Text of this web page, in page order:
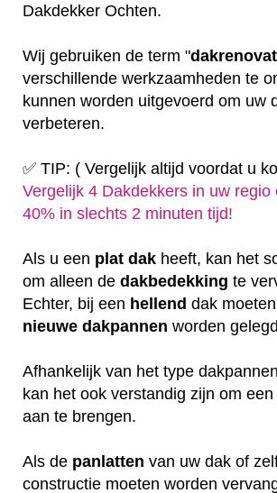
Dakdekker Ochten.
Wij gebruiken de term "
verschillende werkzaamheden te
kunnen worden uitgevoerd om uw
verbeteren.
✅ TIP: ( Vergelijk altijd voordat u
Vergelijk 4 Dakdekkers in uw regio
40% in slechts 2 minuten tijd!
Als u een plat dak heeft, kan het
om alleen de dakbedekking te
Echter, bij een hellend dak
nieuwe dakpannen worden
Afhankelijk van het type
kan het ook verstandig zijn om een
aan te brengen.
Als de panlatten van uw dak of
constructie moeten worden